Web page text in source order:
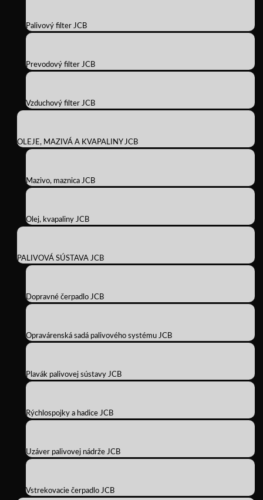
Palivový filter JCB
Prevodový filter JCB
Vzduchový filter JCB
OLEJE, MAZIVÁ A KVAPALINY JCB
Mazivo, maznica JCB
Olej, kvapaliny JCB
PALIVOVÁ SÚSTAVA JCB
Dopravné čerpadlo JCB
Opravárenská sadá palivového systému JCB
Plavák palivovej sústavy JCB
Rýchlospojky a hadice JCB
Uzáver palivovej nádrže JCB
Vstrekovacie čerpadlo JCB